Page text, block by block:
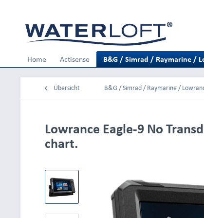
Home Actisense B&G / Simrad / Raymarine /
Übersicht B&G / Simrad / Raymarine /
Lowrance Eagle-9 No
chart.